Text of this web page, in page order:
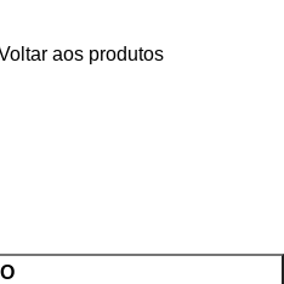
aos produtos